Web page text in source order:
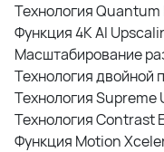
Технология Quantum
Функция 4K AI
Масштабирование
Технология двойной
Технология Supreme
Технология Contrast
Функция Motion